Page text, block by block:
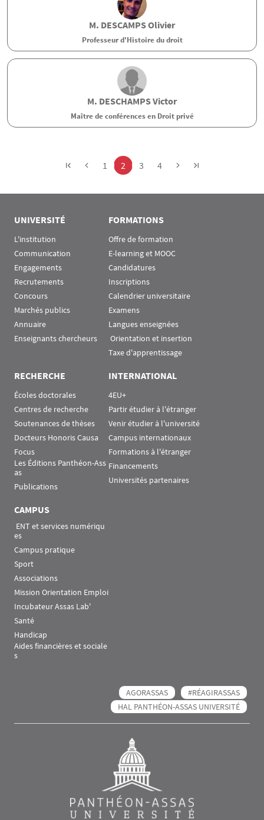
M. DESCAMPSOlivier
Professeur d'Histoire du droit
M. DESCHAMPSVictor
Maître de conférences en Droit privé
Page
1 Page
2 Page
3 Page
4
UNIVERSITÉ
L'institution
Communication
Engagements
Recrutements
Concours
Marchés publics
Annuaire
Enseignants chercheurs
FORMATIONS
Offre de formation
E-learning et MOOC
Candidatures
Inscriptions
Calendrier universitaire
Examens
Langues enseignées
Orientation et insertion
Taxe d'apprentissage
RECHERCHE
Écoles doctorales
Centres de recherche
Soutenances de thèses
Docteurs Honoris Causa
Focus
Les Éditions Panthéon-Ass
as
Publications
INTERNATIONAL
4EU+
Partir étudier à l'étranger
Venir étudier à l'université
Campus internationaux
Formations à l'étranger
Financements
Universités partenaires
CAMPUS
es
Campus pratique
Sport
Associations
Mission Orientation Emploi
Incubateur Assas Lab'
Santé
Handicap
Aides financières et sociale
s
AGORASSAS
#RÉAGIRASSAS
HAL PANTHÉON-ASSAS UNIVERSITÉ